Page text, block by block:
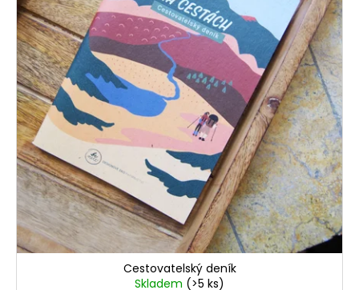
Cestovatelský deník
Skladem (>5 ks)